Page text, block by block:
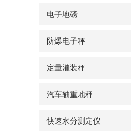
电子地磅
防爆电子秤
定量灌装秤
汽车轴重地秤
快速水分测定仪